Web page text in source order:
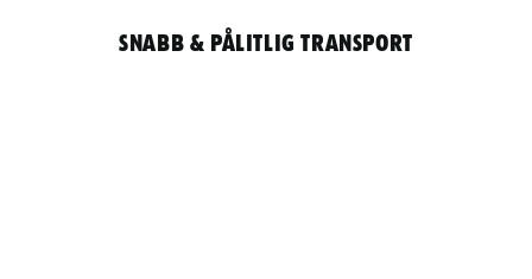
Snabb & pålitlig transport